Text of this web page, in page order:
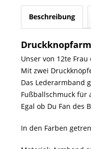
Beschreibung
Unser von 12te
Mit zwei
Das Lederarmband
Fußballschmuck für
Egal ob Du Fan des
In den Farben